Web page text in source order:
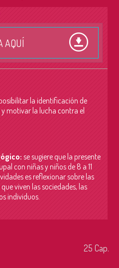
AQUÍ
osibilitar la identificación de
motivar la lucha contra el
se sugiere que la presente
con niñas y niños de 8 a 11
es reflexionar sobre las
viven las sociedades, las
individuos.
25 Cap.